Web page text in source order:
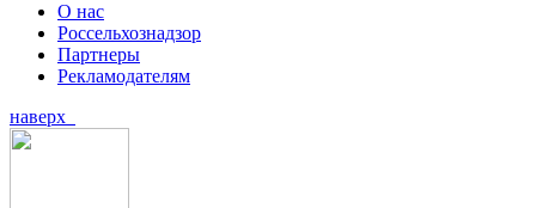
О нас
Россельхознадзор
Партнеры
Рекламодателям
наверх